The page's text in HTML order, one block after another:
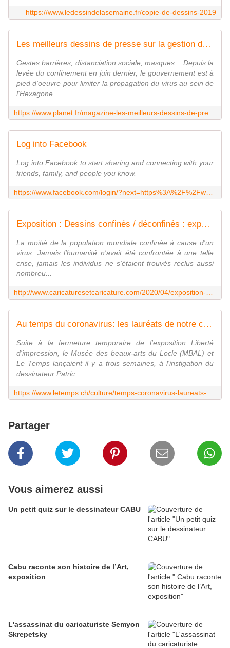
https://www.ledessindelasemaine.fr/copie-de-dessins-2019
Les meilleurs dessins de presse sur la gestion du gouvernement face à la Covid-19
Gestes barrières, distanciation sociale, masques... Depuis la
levée du confinement en juin dernier, le gouvernement est à
pied d'oeuvre pour limiter la propagation du virus au sein de
l'Hexagone...
Log into Facebook
Log into Facebook to start sharing and connecting with your
friends, family, and people you know.
Exposition : Dessins confinés / déconfinés : exposition itinérante
La moitié de la population mondiale confinée à cause d'un
virus. Jamais l'humanité n'avait été confrontée à une telle
crise, jamais les individus ne s'étaient trouvés reclus aussi
nombreu...
Au temps du coronavirus: les lauréats de notre concours de dessin
Suite à la fermeture temporaire de l'exposition Liberté
d'impression, le Musée des beaux-arts du Locle (MBAL) et
Le Temps lançaient il y a trois semaines, à l'instigation du
dessinateur Patric...
Partager
Vous aimerez aussi
Un petit quiz sur le dessinateur CABU
Cabu raconte son histoire de l’Art,
exposition
L'assassinat du caricaturiste Semyon
Skrepetsky